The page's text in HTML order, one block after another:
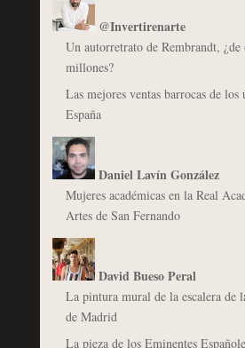
@Invertirenarte
Un autorretrato de Rembrandt,
millones?
Las mejores ventas barrocas de los
España
Daniel Lavín González
Mujeres académicas en la Real
Artes de San Fernando
David Bueso Peral
La pintura mural de la escalera de
de Madrid
La pieza de los Eminentes